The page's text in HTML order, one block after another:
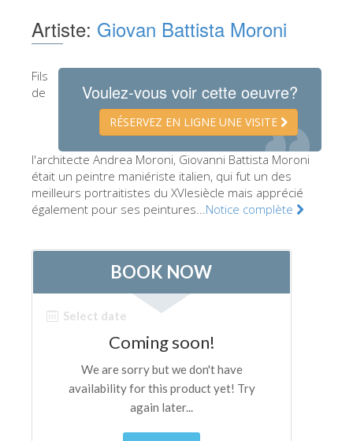
Les nouvelles salles
Le Musée national du Bargello
Galerie de l'Académie
Les Chapelles Médicis
Le Musée de San Marco
Opificio delle Pietre Dure
Le Musée Galilée
Le Jardin de Boboli
La tour d'Arnolfo
Le Corridor de Vasari
Le Palazzo Vecchio
Artiste: Giovan Battista Moroni
Voulez-vous voir cette oeuvre?
RÉSERVEZ EN LIGNE UNE VISITE
Fils
de
l'architecte Andrea Moroni, Giovanni Battista Moroni
était un peintre maniériste italien, qui fut un des
meilleurs portraitistes du XVIesiècle mais apprécié
également pour ses peintures...Notice complète